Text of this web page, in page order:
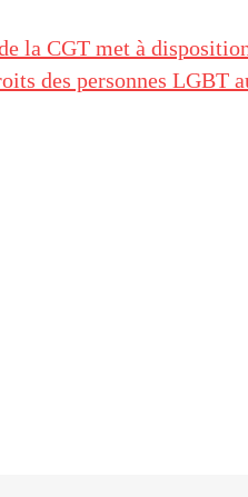
la CGT met à
des personnes LGBT